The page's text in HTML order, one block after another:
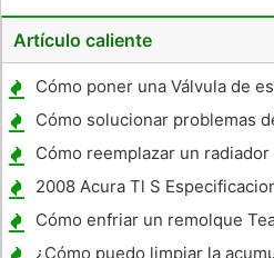
Artículo caliente
Cómo poner una Válvula de
Supercharger
Cómo solucionar problemas
Chrysler que no arranca
Cómo reemplazar un radiador
Lincoln Navigator
2008 Acura Tl S
Cómo enfriar un remolque
¿Cómo puedo limpiar la